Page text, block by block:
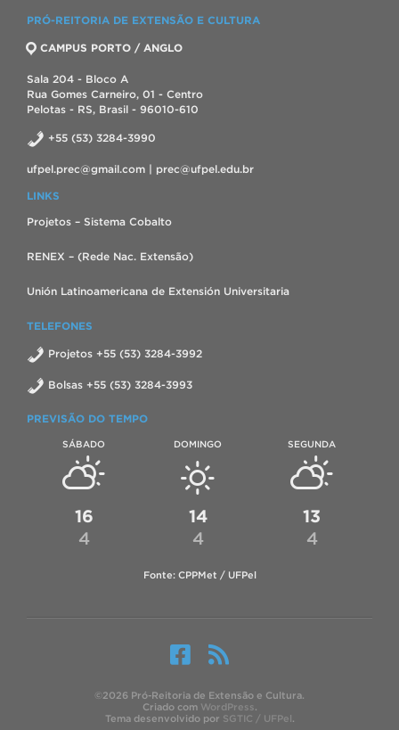
PRÓ-REITORIA DE EXTENSÃO E CULTURA
CAMPUS PORTO / ANGLO
Sala 204 - Bloco A
Rua Gomes Carneiro, 01 - Centro
Pelotas - RS, Brasil - 96010-610
+55 (53) 3284-3990
ufpel.prec@gmail.com | prec@ufpel.edu.br
LINKS
Projetos – Sistema Cobalto
RENEX – (Rede Nac. Extensão)
Unión Latinoamericana de Extensión Universitaria
TELEFONES
Projetos +55 (53) 3284-3992
Bolsas +55 (53) 3284-3993
PREVISÃO DO TEMPO
SÁBADO
16
4
DOMINGO
14
4
SEGUNDA
13
4
Fonte: CPPMet / UFPel
©2026 Pró-Reitoria de Extensão e Cultura.
Criado com WordPress.
Tema desenvolvido por SGTIC / UFPel .